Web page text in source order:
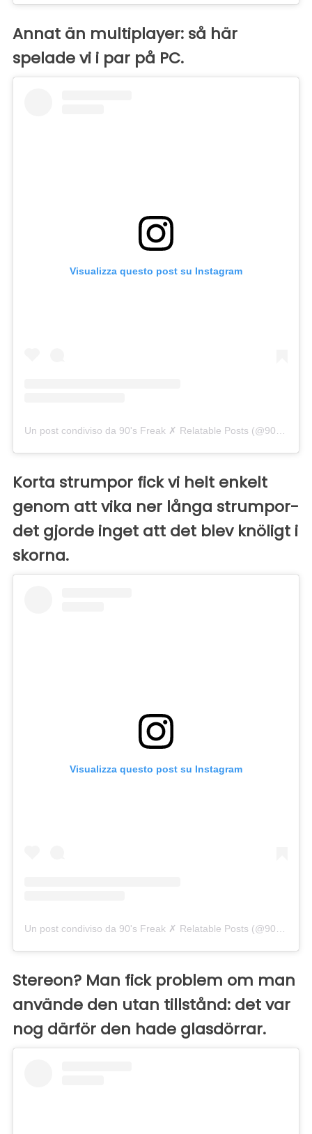
Annat än multiplayer: så här
spelade vi i par på PC.
Visualizza questo post su Instagram
Un post condiviso da 90's Freak ✗ Relatable Posts (@90smadness)
Korta strumpor fick vi helt enkelt
genom att vika ner långa strumpor-
det gjorde inget att det blev knöligt i
skorna.
Visualizza questo post su Instagram
Stereon? Man fick problem om man
använde den utan tillstånd: det var
nog därför den hade glasdörrar.